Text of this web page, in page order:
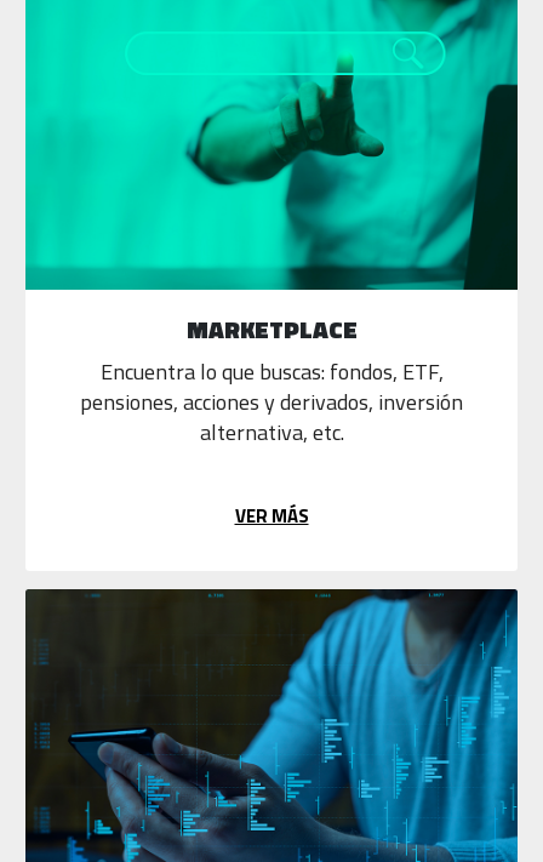
MARKETPLACE
Encuentra lo que buscas: fondos, ETF,
pensiones, acciones y derivados, inversión
alternativa, etc.
VER MÁS